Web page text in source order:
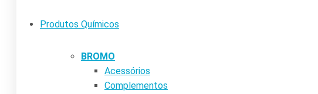
Produtos Químicos
BROMO
Acessórios
Complementos